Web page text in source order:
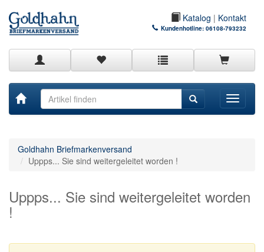
Katalog | Kontakt
Kundenhotline: 06108-793232
Toggle
Goldhahn Briefmarkenversand
Uppps... Sie sind weitergeleitet worden !
Uppps... Sie sind weitergeleitet worden
!